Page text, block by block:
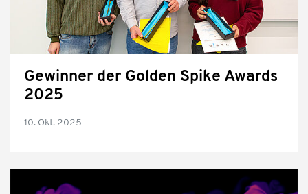
Gewinner der Golden Spike Awards
2025
10. Okt. 2025